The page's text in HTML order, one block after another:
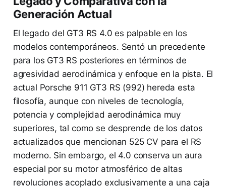
Generación Actual
El legado del GT3 RS 4.0 es palpable en los
modelos contemporáneos. Sentó un precedente
para los GT3 RS posteriores en términos de
agresividad aerodinámica y enfoque en la pista. El
actual Porsche 911 GT3 RS (992) hereda esta
filosofía, aunque con niveles de tecnología,
potencia y complejidad aerodinámica muy
superiores, tal como se desprende de los datos
actualizados que mencionan 525 CV para el RS
moderno. Sin embargo, el 4.0 conserva un aura
especial por su motor atmosférico de altas
revoluciones acoplado exclusivamente a una caja